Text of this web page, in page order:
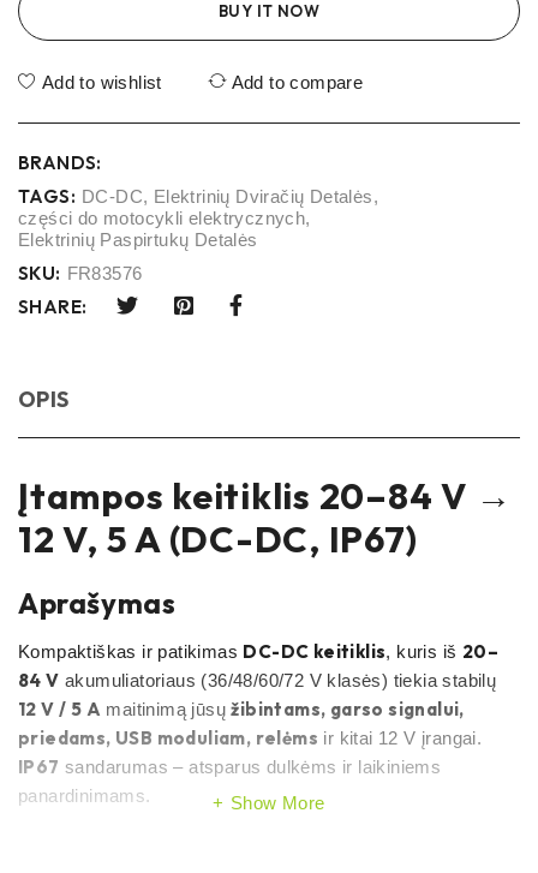
BUY IT NOW
Add to wishlist Add to compare
BRANDS:
TAGS: DC-DC, Elektrinių Dviračių Detalės,
części do motocykli elektrycznych,
Elektrinių Paspirtukų Detalės
SKU: FR83576
SHARE:
OPIS
Įtampos keitiklis 20–84 V →
12 V, 5 A (DC-DC, IP67)
Aprašymas
Kompaktiškas ir patikimas DC-DC keitiklis, kuris iš 20–
84 V akumuliatoriaus (36/48/60/72 V klasės) tiekia stabilų
12 V / 5 A maitinimą jūsųžibintams, garso signalui,
priedams, USB moduliam, relėms ir kitai 12 V įrangai.
IP67 sandarumas – atsparus dulkėms ir laikiniems
panardinimams.
Show More